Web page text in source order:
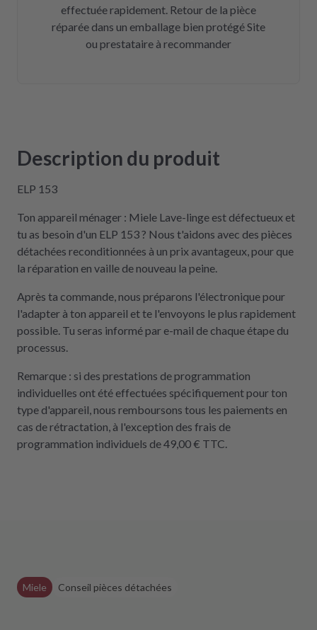
effectuée rapidement. Retour de la pièce
réparée dans un emballage bien protégé Site
ou prestataire à recommander
Description du produit
ELP 153
Ton appareil ménager : Miele Lave-linge est défectueux et
tu as besoin d'un ELP 153 ? Nous t'aidons avec des pièces
détachées reconditionnées à un prix avantageux, pour que
la réparation en vaille de nouveau la peine.
Après ta commande, nous préparons l'électronique pour
l'adapter à ton appareil et te l'envoyons le plus rapidement
possible. Tu seras informé par e-mail de chaque étape du
processus.
Remarque : si des prestations de programmation
individuelles ont été effectuées spécifiquement pour ton
type d'appareil, nous remboursons tous les paiements en
cas de rétractation, à l'exception des frais de
programmation individuels de 49,00 € TTC.
Miele Conseil pièces détachées